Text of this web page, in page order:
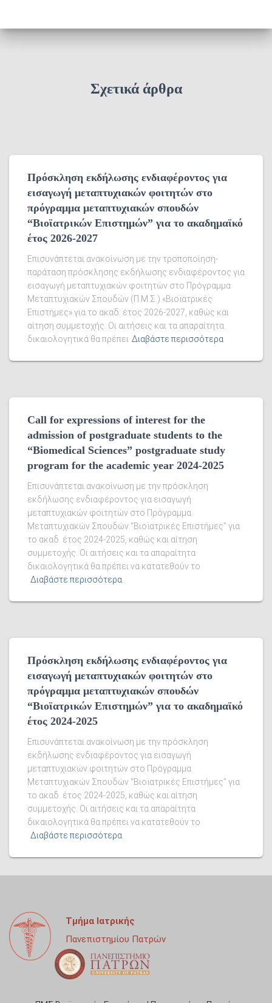
Σχετικά άρθρα
Πρόσκληση εκδήλωσης ενδιαφέροντος για
εισαγωγή μεταπτυχιακών φοιτητών στο
πρόγραμμα μεταπτυχιακών σπουδών
“Βιοϊατρικών Επιστημών” για το ακαδημαϊκό
έτος 2026-2027
Επισυνάπτεται ανακοίνωση με την τροποποίηση-
παράταση πρόσκλησης εκδήλωσης ενδιαφέροντος για
εισαγωγή μεταπτυχιακών φοιτητών στο Πρόγραμμα
Μεταπτυχιακών Σπουδών (Π.Μ.Σ.) «Βιοϊατρικές
Επιστήμες» για το ακαδ. έτος 2026-2027, καθώς και
αίτηση συμμετοχής. Οι αιτήσεις και τα απαραίτητα
δικαιολογητικά θα πρέπει Διαβάστε περισσότερα
Call for expressions of interest for the
admission of postgraduate students to the
“Biomedical Sciences” postgraduate study
program for the academic year 2024-2025
Επισυνάπτεται ανακοίνωση με την πρόσκληση
εκδήλωσης ενδιαφέροντος για εισαγωγή
μεταπτυχιακών φοιτητών στο Πρόγραμμα
Μεταπτυχιακών Σπουδών “Βιοϊατρικές Επιστήμες” για
το ακαδ. έτος 2024-2025, καθώς και αίτηση
συμμετοχής. Οι αιτήσεις και τα απαραίτητα
δικαιολογητικά θα πρέπει να κατατεθούν το
Διαβάστε περισσότερα
Πρόσκληση εκδήλωσης ενδιαφέροντος για
εισαγωγή μεταπτυχιακών φοιτητών στο
πρόγραμμα μεταπτυχιακών σπουδών
“Βιοϊατρικών Επιστημών” για το ακαδημαϊκό
έτος 2024-2025
Επισυνάπτεται ανακοίνωση με την πρόσκληση
εκδήλωσης ενδιαφέροντος για εισαγωγή
μεταπτυχιακών φοιτητών στο Πρόγραμμα
Μεταπτυχιακών Σπουδών “Βιοϊατρικές Επιστήμες” για
το ακαδ. έτος 2024-2025, καθώς και αίτηση
συμμετοχής. Οι αιτήσεις και τα απαραίτητα
δικαιολογητικά θα πρέπει να κατατεθούν το
Διαβάστε περισσότερα
Τμήμα Ιατρικής
Πανεπιστημίου Πατρών